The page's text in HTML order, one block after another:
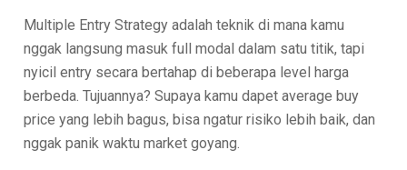
Multiple Entry Strategy adalah teknik di mana kamu
nggak langsung masuk full modal dalam satu titik, tapi
nyicil entry secara bertahap di beberapa level harga
berbeda. Tujuannya? Supaya kamu dapet average buy
price yang lebih bagus, bisa ngatur risiko lebih baik, dan
nggak panik waktu market goyang.